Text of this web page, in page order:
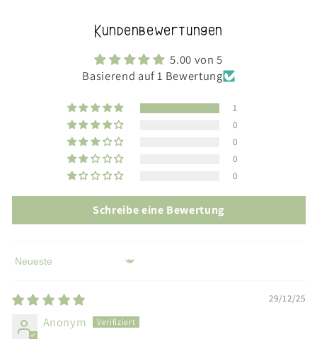
Kundenbewertungen
5.00 von 5
Basierend auf 1 Bewertung
1
0
0
0
0
Schreibe eine Bewertung
Sort by
29/12/25
Anonym